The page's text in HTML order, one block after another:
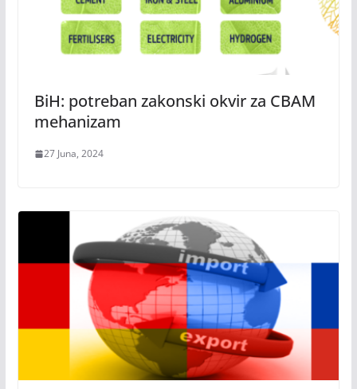
BiH: potreban zakonski okvir za CBAM
mehanizam
27 Juna, 2024